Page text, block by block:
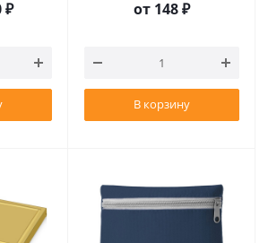
₽ от 148 ₽
В корзину